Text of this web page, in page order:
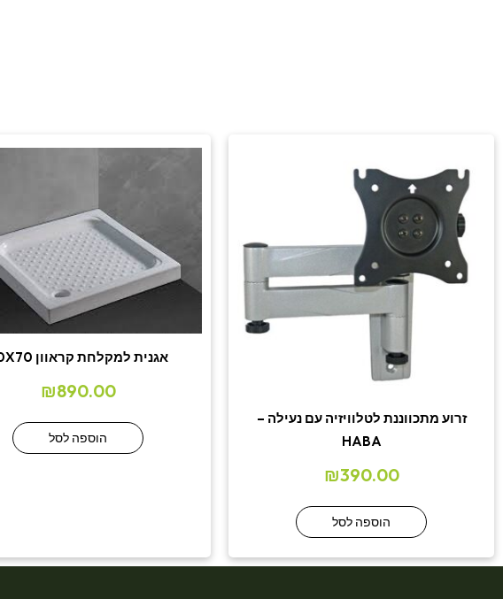
זרוע מתכווננת לטלוויזיה עם נעילה –
HABA
₪390.00
הוספה לסל
אגנית למקלחת קראוון 70X70
₪890.00
הוספה לסל